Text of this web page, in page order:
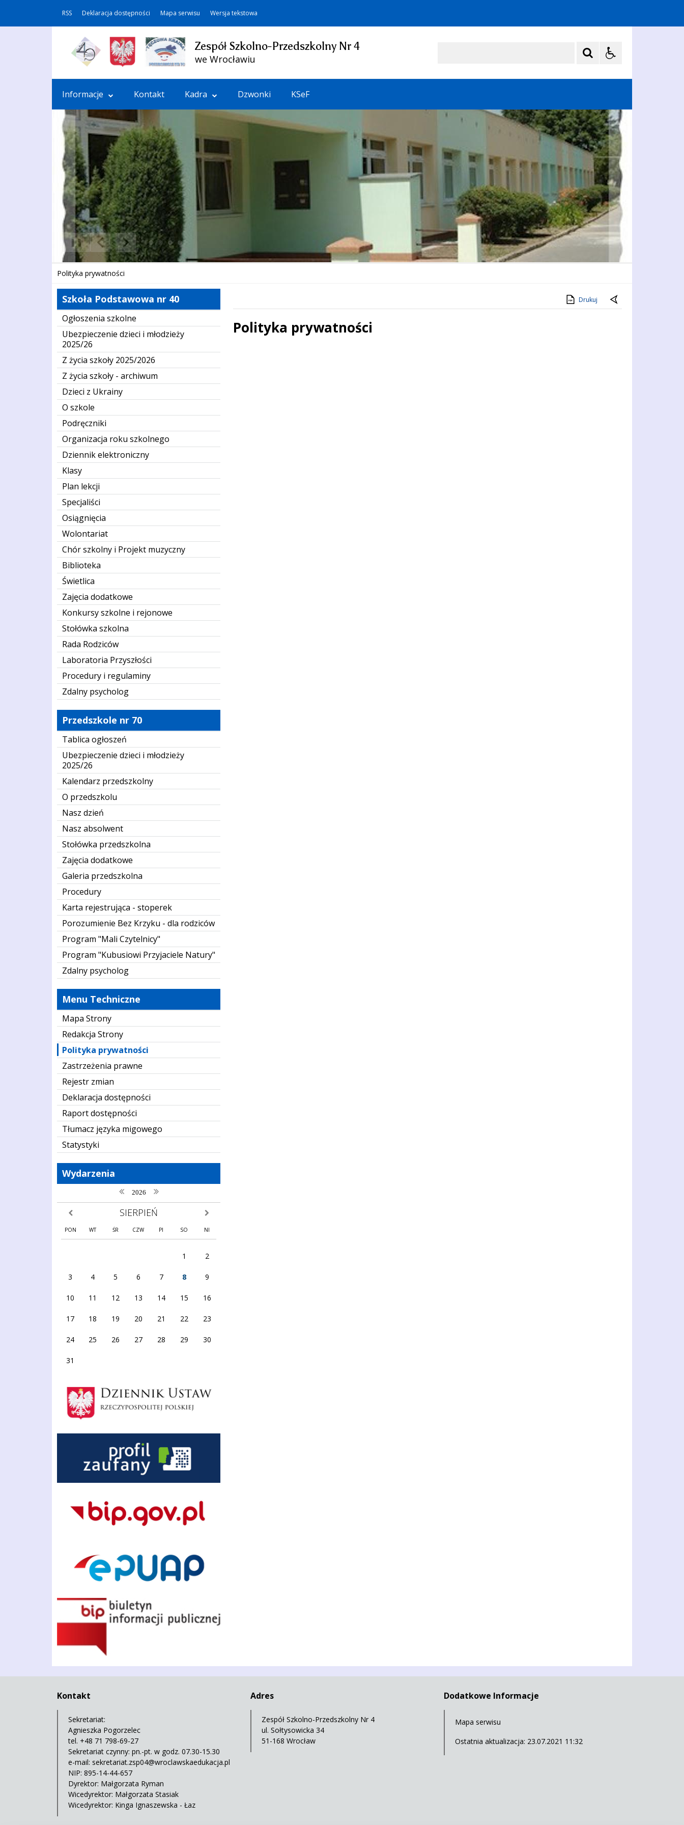
RSS Deklaracja dostępności Mapa serwisu Wersja tekstowa
Zespół Szkolno-Przedszkolny Nr 4
we Wrocławiu
Informacje Kontakt Kadra Dzwonki KSeF
Poprzedni Element
Następny Element
❚❚
Polityka prywatności
Szkoła Podstawowa nr 40
Ogłoszenia szkolne
Ubezpieczenie dzieci i młodzieży
2025/26
Z życia szkoły 2025/2026
Z życia szkoły - archiwum
Dzieci z Ukrainy
O szkole
Podręczniki
Organizacja roku szkolnego
Dziennik elektroniczny
Klasy
Plan lekcji
Specjaliści
Osiągnięcia
Wolontariat
Chór szkolny i Projekt muzyczny
Biblioteka
Świetlica
Zajęcia dodatkowe
Konkursy szkolne i rejonowe
Stołówka szkolna
Rada Rodziców
Laboratoria Przyszłości
Procedury i regulaminy
Zdalny psycholog
Przedszkole nr 70
Tablica ogłoszeń
Ubezpieczenie dzieci i młodzieży
2025/26
Kalendarz przedszkolny
O przedszkolu
Nasz dzień
Nasz absolwent
Stołówka przedszkolna
Zajęcia dodatkowe
Galeria przedszkolna
Procedury
Karta rejestrująca - stoperek
Porozumienie Bez Krzyku - dla rodziców
Program "Mali Czytelnicy"
Program "Kubusiowi Przyjaciele Natury"
Zdalny psycholog
Menu Techniczne
Mapa Strony
Redakcja Strony
Polityka prywatności
Zastrzeżenia prawne
Rejestr zmian
Deklaracja dostępności
Raport dostępności
Tłumacz języka migowego
Statystyki
Wydarzenia
poprzedni rok
2026 następny rok
poprzedni miesiąc SIERPIEŃ następny miesiąc
PON WT ŚR CZW PI SO NI
1 2
3 4 5 6 7 8 9
10 11 12 13 14 15 16
17 18 19 20 21 22 23
24 25 26 27 28 29 30
31
BIP
Drukuj
Polityka prywatności
Kontakt
Sekretariat:
Agnieszka Pogorzelec
tel. +48 71 798-69-27
Sekretariat czynny: pn.-pt. w godz. 07.30-15.30
e-mail: sekretariat.zsp04@wroclawskaedukacja.pl
NIP: 895-14-44-657
Dyrektor: Małgorzata Ryman
Wicedyrektor: Małgorzata Stasiak
Wicedyrektor: Kinga Ignaszewska - Łaz
Adres
Zespół Szkolno-Przedszkolny Nr 4
ul. Sołtysowicka 34
51-168 Wrocław
Dodatkowe Informacje
Mapa serwisu
Ostatnia aktualizacja: 23.07.2021 11:32